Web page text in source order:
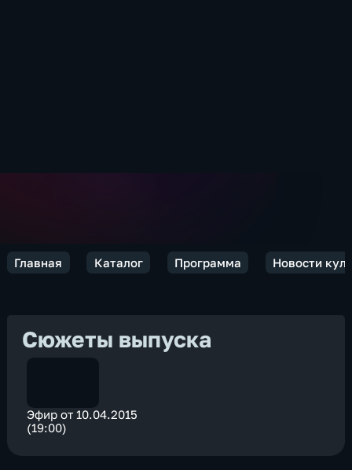
Главная Каталог Программа Новости
Сюжеты выпуска
Эфир от 10.04.2015
(19:00)